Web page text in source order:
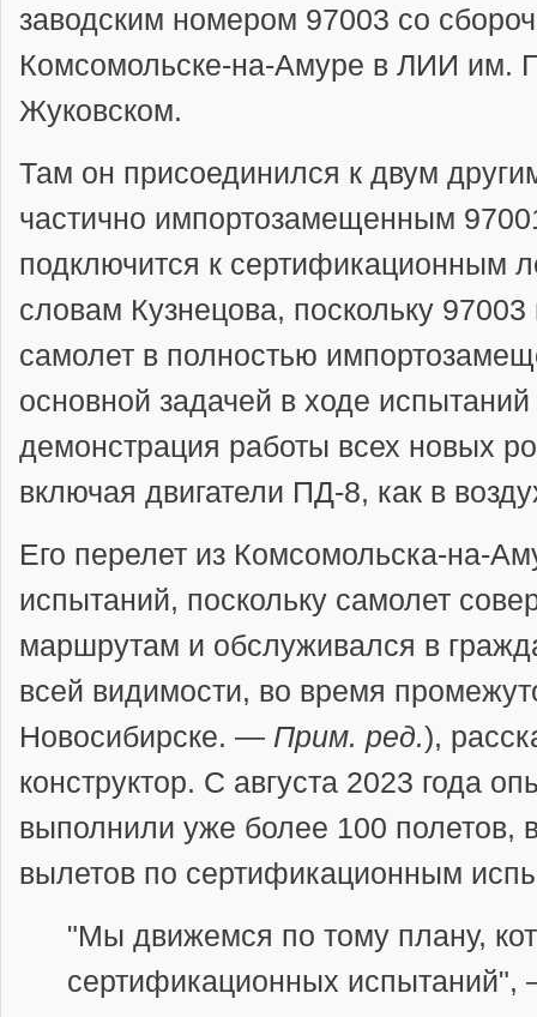
заводским номером 97003 со
Комсомольске-на-Амуре в ЛИИ им.
Жуковском.
Там он присоединился к двум
частично импортозамещенным
подключится к сертификационным
словам Кузнецова, поскольку 97003
самолет в полностью
основной задачей в ходе
демонстрация работы всех новых
включая двигатели ПД-8, как в
Его перелет из Комсомольска-на-
испытаний, поскольку самолет
маршрутам и обслуживался в
всей видимости, во время
Новосибирске. — Прим. ред.),
конструктор. С августа 2023 года
выполнили уже более 100 полетов,
вылетов по сертификационным
"Мы движемся по тому плану,
сертификационных испытаний",